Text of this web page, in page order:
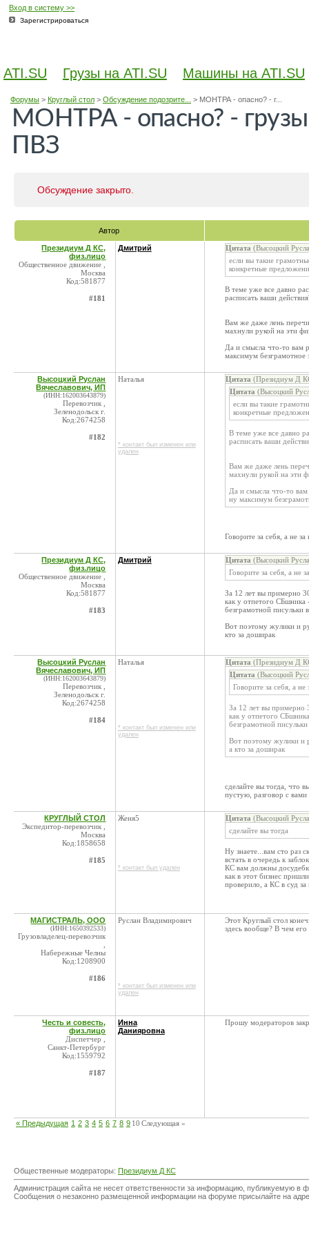
Вход в систему >>
Зарегистрироваться
ATI.SU Грузы на ATI.SU Машины на ATI.SU
Форумы> Круглый стол> Обсуждение подозрите... > МОНТРА - опасно? - г...
МОНТРА - опасно? -
ПВЗ
Обсуждение закрыто.
Автор
Президиум Д КС,
физ.лицо
Общественное движение ,
Москва
Код:581877
#181
Дмитрий Цитата (Высоцкий
если вы такие
конкретные
В теме уже все давно
расписать ваши
Вам же даже лень
махнули рукой на эти
Да и смысла что-то вам
максимум
Высоцкий Руслан
Вячеславович, ИП
(ИНН:162003643879)
Перевозчик ,
Зеленодольск г.
Код:2674258
#182
Наталья
* контакт был изменен или
удален
Цитата (Президиум Д
Цитата (Высоцкий
если вы такие
конкретные
В теме уже все давно
расписать ваши
Вам же даже лень
махнули рукой на эти
Да и смысла что-то
ну максимум
Говорите за себя, а не
Президиум Д КС,
физ.лицо
Общественное движение ,
Москва
Код:581877
#183
Дмитрий Цитата (Высоцкий
Говорите за себя, а не
За 12 лет вы примерно
как у отпетого
безграмотной писульки
Вот поэтому жулики и
кто за доширак
Высоцкий Руслан
Вячеславович, ИП
(ИНН:162003643879)
Перевозчик ,
Зеленодольск г.
Код:2674258
#184
Наталья
* контакт был изменен или
удален
Цитата (Президиум Д
Цитата (Высоцкий
Говорите за себя, а
За 12 лет вы примерно
как у отпетого
безграмотной
Вот поэтому жулики и
а кто за доширак
сделайте вы тогда, что
пустую, разговор с
КРУГЛЫЙ СТОЛ
Экспедитор-перевозчик ,
Москва
Код:1858658
#185
Женя5
* контакт был удален
Цитата (Высоцкий
сделайте вы тогда
Ну знаете...вам сто раз
встать в очередь к
КС вам должны
как в этот бизнес
проверило, а КС в суд
МАГИСТРАЛЬ, ООО
(ИНН:1650392533)
Грузовладелец-перевозчик
Набережные Челны
Код:1208900
#186
Руслан Владимирович
* контакт был изменен или
удален
Этот Круглый стол
здесь вообще? В чем
Честь и совесть,
физ.лицо
Диспетчер ,
Санкт-Петербург
Код:1559792
#187
Инна
Данияровна
Прошу модераторов
« Предыдущая 1 2 3 4 5 6 7 8 9 10 Следующая »
Общественные модераторы: Президиум Д КС
Администрация сайта не несет ответственности за информацию, публикуемую
Сообщения о незаконно размещенной информации на форуме присылайте на